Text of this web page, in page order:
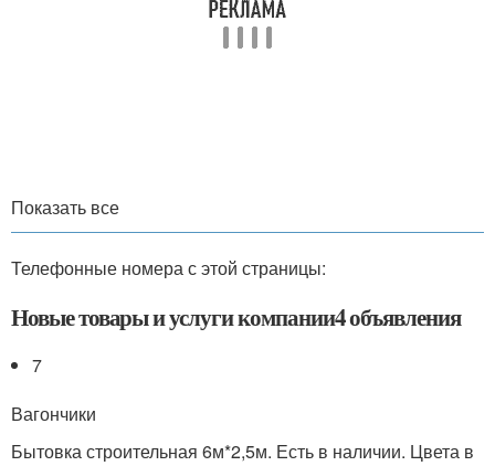
Показать все
Телефонные номера с этой страницы:
Новые товары и услуги компании4 объявления
7
Вагончики
Бытовка строительная 6м*2,5м. Есть в наличии. Цвета в